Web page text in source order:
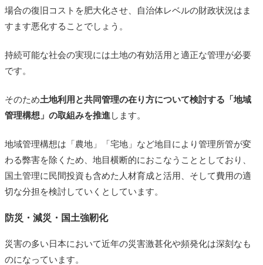
場合の復旧コストを肥大化させ、自治体レベルの財政状況はま
すます悪化することでしょう。
持続可能な社会の実現には土地の有効活用と適正な管理が必要
です。
そのため土地利用と共同管理の在り方について検討する「地域
管理構想」の取組みを推進 します。
地域管理構想は「農地」「宅地」など地目により管理所管が変
わる弊害を除くため、地目横断的におこなうこととしており、
国土管理に民間投資も含めた人材育成と活用、そして費用の適
切な分担を検討していくとしています。
防災・減災・国土強靭化
災害の多い日本において近年の災害激甚化や頻発化は深刻なも
のになっています。